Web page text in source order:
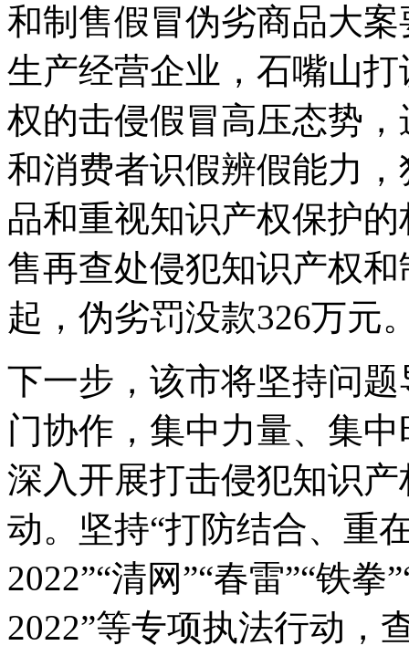
和制售假冒伪劣商品大
生产经营企业，石嘴山
权的击侵假冒高压态势
和消费者识假辨假能力
品和重视知识产权保护
售再查处侵犯知识产权
起，伪劣罚没款326万元
下一步，该市将坚持问
门协作，集中力量、集
深入开展打击侵犯知识
动。坚持“打防结合、重
2022”“清网”“春雷”“铁拳
2022”等专项执法行动，